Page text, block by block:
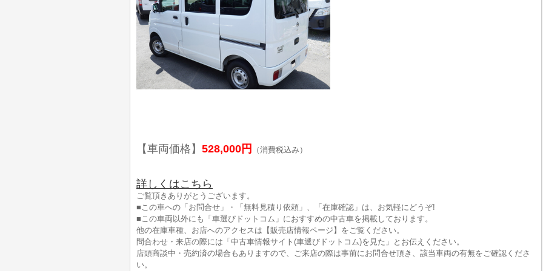
【車両価格】 528,000円 （消費税込み）
詳しくはこちら
ご覧頂きありがとうございます。
■この車への「お問合せ」・「無料見積り依頼」、「在庫確認」は、お気軽にどうぞ!
■この車両以外にも「車選びドットコム」におすすめの中古車を掲載しております。
他の在庫車種、お店へのアクセスは【販売店情報ページ】をご覧ください。
問合わせ・来店の際には「中古車情報サイト(車選びドットコム)を見た」とお伝えください。
店頭商談中・売約済の場合もありますので、ご来店の際は事前にお問合せ頂き、該当車両の有無をご確認くださ
い。